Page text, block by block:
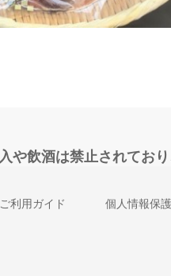
や飲酒は禁止されてお
ご利用ガイド 個人情報保